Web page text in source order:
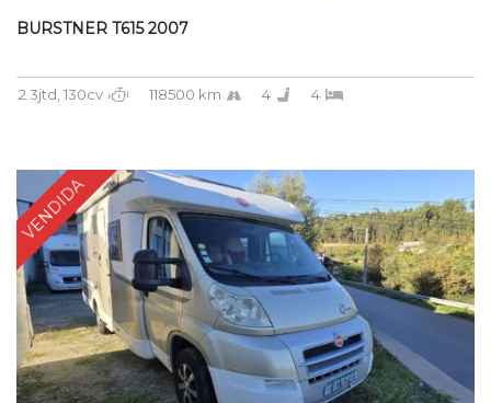
BURSTNER T615 2007
2.3jtd, 130cv 118500 km 4 4
VENDIDA